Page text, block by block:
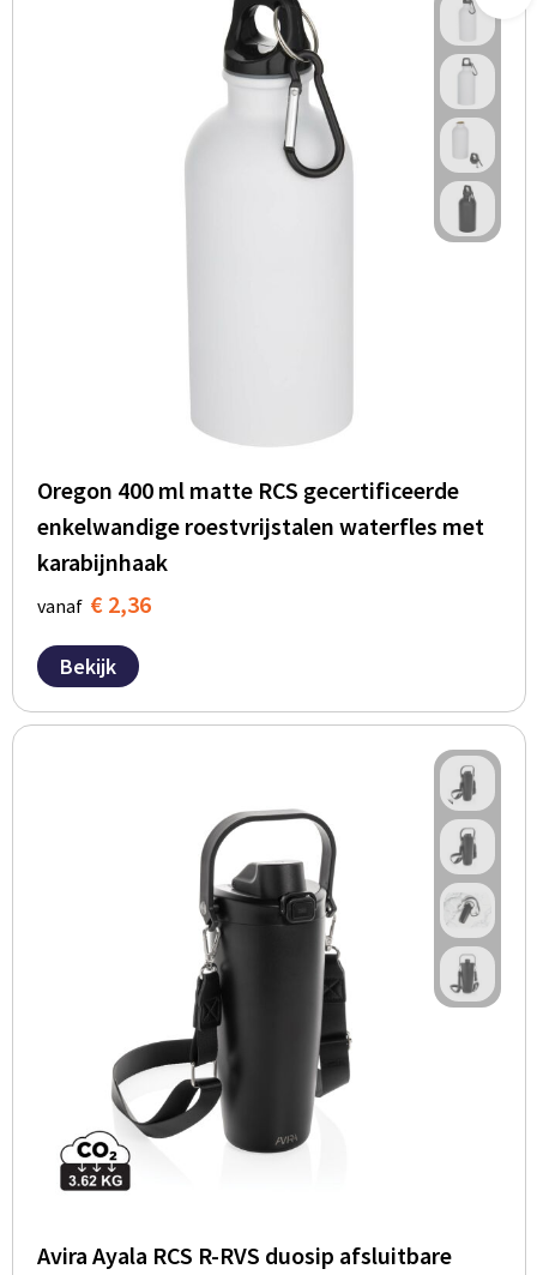
Oregon 400 ml matte RCS gecertificeerde
enkelwandige roestvrijstalen waterfles met
karabijnhaak
vanaf € 2,36
Bekijk
Avira Ayala RCS R-RVS duosip afsluitbare